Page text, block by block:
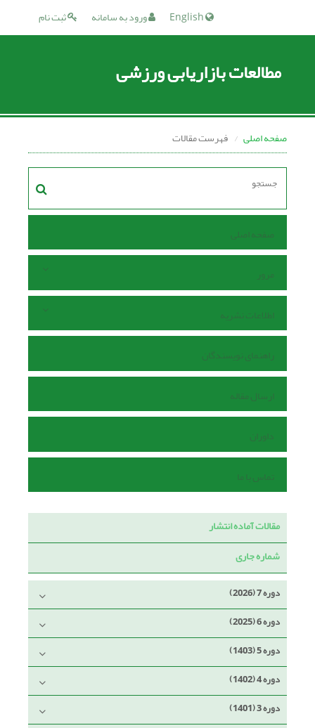
ثبت نام ورود به سامانه
مطالعات بازاریابی ورزشی
صفحه اصلی فهرست مقالات
صفحه اصلی
مرور
اطلاعات نشریه
راهنمای نویسندگان
ارسال مقاله
داوران
تماس با ما
مقالات آماده انتشار
شماره جاری
دوره 7 (2026)
دوره 6 (2025)
دوره 5 (1403)
دوره 4 (1402)
دوره 3 (1401)